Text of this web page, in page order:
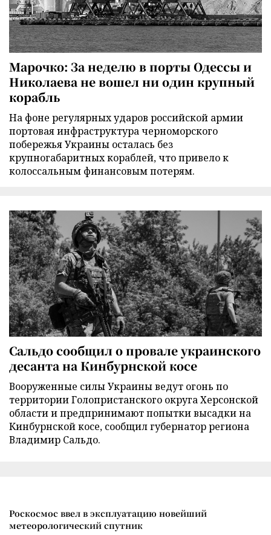
Марочко: За неделю в порты Одессы и
Николаева не вошел ни один крупный
корабль
На фоне регулярных ударов российской армии
портовая инфраструктура черноморского
побережья Украины осталась без
крупногабаритных кораблей, что привело к
колоссальным финансовым потерям.
Сальдо сообщил о провале украинского
десанта на Кинбурнской косе
Вооруженные силы Украины ведут огонь по
территории Голопристанского округа Херсонской
области и предпринимают попытки высадки на
Кинбурнской косе, сообщил губернатор региона
Владимир Сальдо.
Роскосмос ввел в эксплуатацию новейший
метеорологический спутник